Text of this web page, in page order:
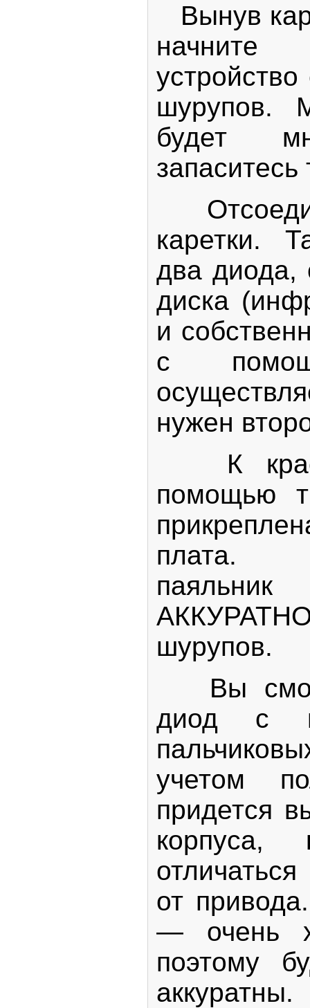
Вынув
шурупов.
будет
каретки.
два диода,
диска
и
с
нужен
К
помощью
плата.
шурупов.
Вы
диод с
учетом
придется
корпуса,
от
— очень
поэтому
аккуратны.